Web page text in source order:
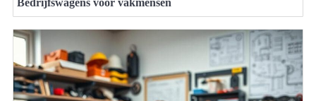
Bedrijfswagens voor vakmensen